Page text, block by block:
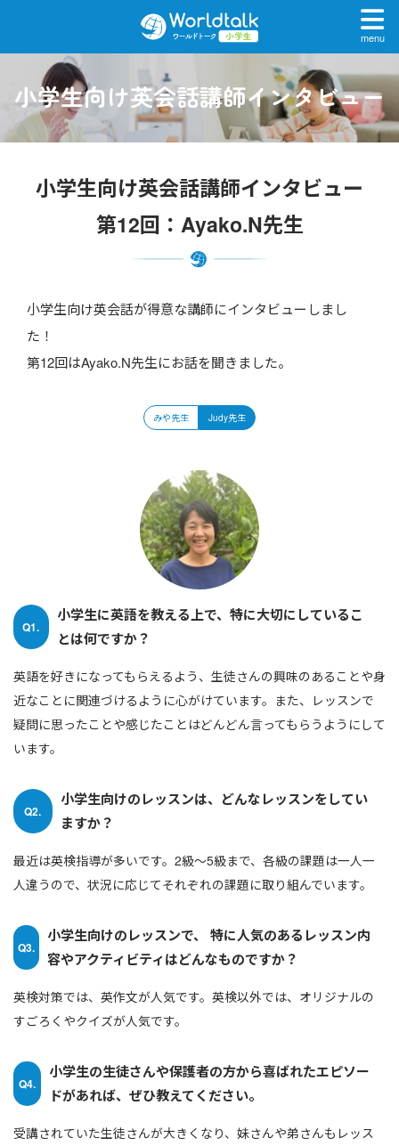
menu
小学生向け英会話講師インタビュー
小学生向け英会話講師インタビュー
第12回：Ayako.N先生
小学生向け英会話が得意な講師にインタビューしまし
た！
第12回はAyako.N先生にお話を聞きました。
みや先生 Judy先生
Q1.
小学生に英語を教える上で、特に大切にしているこ
とは何ですか？
英語を好きになってもらえるよう、生徒さんの興味のあることや身
近なことに関連づけるように心がけています。また、レッスンで
疑問に思ったことや感じたことはどんどん言ってもらうようにして
います。
Q2.
小学生向けのレッスンは、どんなレッスンをしてい
ますか？
最近は英検指導が多いです。2級〜5級まで、各級の課題は一人一
人違うので、状況に応じてそれぞれの課題に取り組んでいます。
Q3.
小学生向けのレッスンで、 特に人気のあるレッスン内
容やアクティビティはどんなものですか？
英検対策では、英作文が人気です。英検以外では、オリジナルの
すごろくやクイズが人気です。
Q4.
小学生の生徒さんや保護者の方から喜ばれたエピソー
ドがあれば、ぜひ教えてください。
受講されていた生徒さんが大きくなり、妹さんや弟さんもレッス